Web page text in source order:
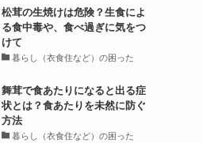
松茸の生焼けは危険？生食によ
る食中毒や、食べ過ぎに気をつ
けて
暮らし（衣食住など）の困った
舞茸で食あたりになると出る症
状とは？食あたりを未然に防ぐ
方法
暮らし（衣食住など）の困った